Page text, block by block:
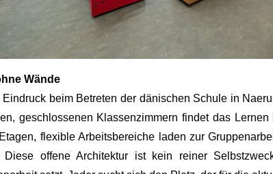
Wände
Eindruck beim Betreten der dänischen Schule in
geschlossenen Klassenzimmern findet das
flexible Arbeitsbereiche laden zur
Diese offene Architektur ist kein reiner